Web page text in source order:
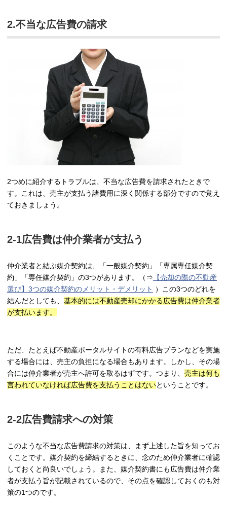
2.不当な広告費の請求
2つめに紹介するトラブルは、不当な広告費を請求されたときで
す。これは、売主が支払う諸費用に深く関係する部分ですので覚え
ておきましょう。
2-1広告費は仲介業者が支払う
仲介業者と結ぶ媒介契約は、「一般媒介契約」「専属専任媒介契
約」「専任媒介契約」の3つがあります。（⇒ 【売却の際の不動産
選び】3つの媒介契約のメリット・デメリット ）この3つのどれを
結んだとしても、 基本的には不動産売却にかかる広告費は仲介業者
が支払います。
ただ、たとえば不動産ポータルサイトの有料広告プランなどを実施
する場合には、売主の負担になる場合もあります。しかし、その場
合には仲介業者が売主へ許可を取るはずです。つまり、 売主は何も
言われていなければ広告費を支払うことはないということです。
2-2広告費請求への対策
このような不当な広告費請求の対策は、まず上述した旨を知ってお
くことです。媒介契約を締結するときに、念のため仲介業者に確認
しておくと尚良いでしょう。また、媒介契約書にも広告費は仲介業
者が支払う旨が記載されているので、その点を確認しておくのも対
策の1つのです。